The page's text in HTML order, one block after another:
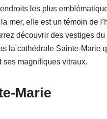
les plus
mer, elle est un témoin de
découvrir des vestiges
la cathédrale Sainte-Marie
ses magnifiques vitraux.
Marie